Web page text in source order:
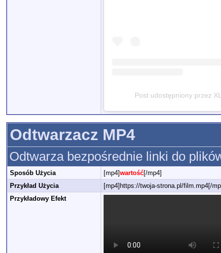
Post udostępniony przez
Odtwarzacz MP4
Odtwarza bezpośrednie linki do
Sposób Użycia [mp4]wartość[/mp4]
Przykład Użycia
[mp4]https://twoja-strona.pl/film.mp4[/
Przykładowy Efekt